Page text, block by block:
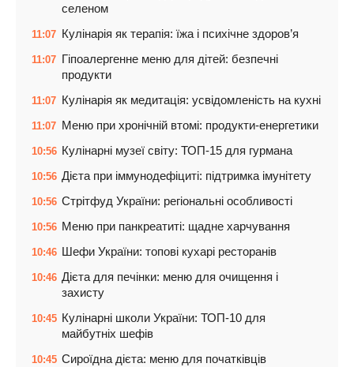
селеном
11:07 Кулінарія як терапія: їжа і психічне здоров’я
11:07 Гіпоалергенне меню для дітей: безпечні
продукти
11:07 Кулінарія як медитація: усвідомленість на кухні
11:07 Меню при хронічній втомі: продукти-енергетики
10:56 Кулінарні музеї світу: ТОП-15 для гурмана
10:56 Дієта при іммунодефіциті: підтримка імунітету
10:56 Стрітфуд України: регіональні особливості
10:56 Меню при панкреатиті: щадне харчування
10:46 Шефи України: топові кухарі ресторанів
10:46 Дієта для печінки: меню для очищення і
захисту
10:45 Кулінарні школи України: ТОП-10 для
майбутніх шефів
10:45 Сироїдна дієта: меню для початківців